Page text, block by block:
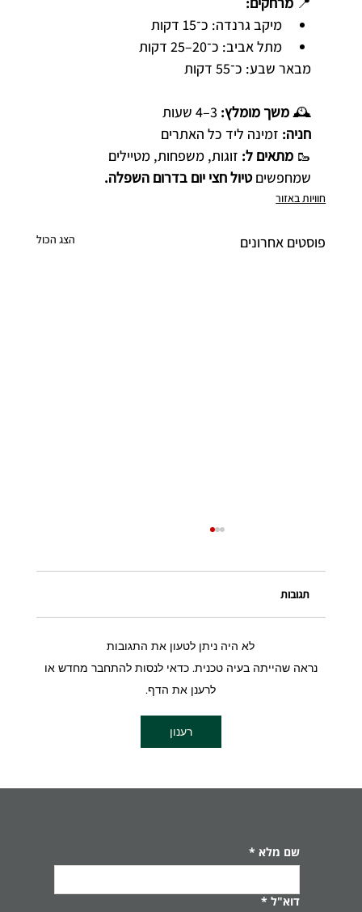
מיקב גרנדה: כ־15 דקות
מתל אביב: כ־20–25 דקות
מבאר שבע: כ־55 דקות
🕰 משך מומלץ:
חניה: זמינה ליד כל האתרים
🥾 מתאים ל: זוגות, משפחות, מטיילים
שמחפשים טיול חצי יום בדרום השפלה.
חוויות באזור
פוסטים אחרונים הצג הכול
רמלה – טעמים, היסטוריה ורגע של שלווה
תגובות
לא היה ניתן לטעון את התגובות
נראה שהייתה בעיה טכנית. כדאי לנסות להתחבר מחדש או
לרענן את הדף.
רענון
שם מלא *
דוא"ל *